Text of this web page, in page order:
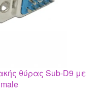
θύρας Sub-D9 με